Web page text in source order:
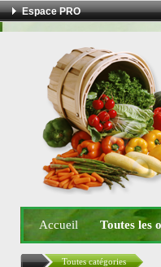
Espace PRO
Accueil Toutes les
Toutes catégories